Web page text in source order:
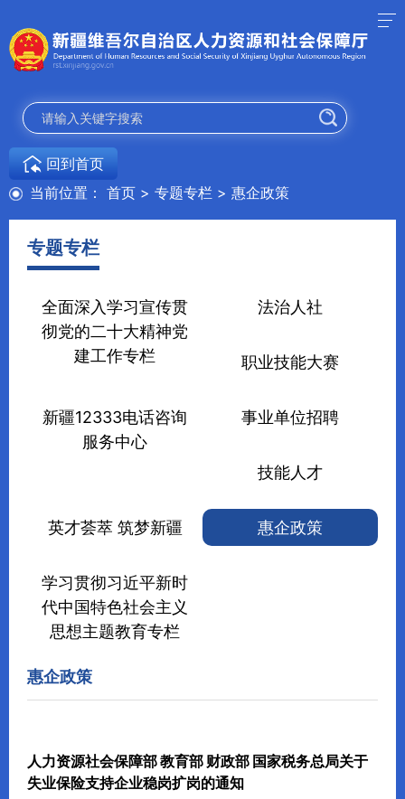
当前位置： 首页 > 专题专栏 > 惠企政策
回到首页
专题专栏
全面深入学习宣传贯
彻党的二十大精神党
建工作专栏
法治人社
职业技能大赛
新疆12333电话咨询
服务中心
事业单位招聘
技能人才
英才荟萃 筑梦新疆 惠企政策
学习贯彻习近平新时
代中国特色社会主义
思想主题教育专栏
惠企政策
人力资源社会保障部 教育部 财政部 国家税务总局关于
失业保险支持企业稳岗扩岗的通知